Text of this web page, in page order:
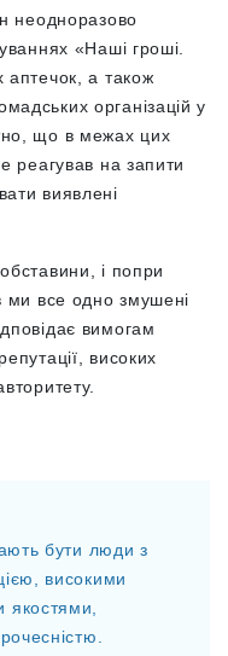
неодноразово
«Наші гроші.
аптечок, а також
організацій у
що в межах цих
реагував на запити
виявлені
і попри
ми все одно змушені
вимогам
високих
бути люди з
високими